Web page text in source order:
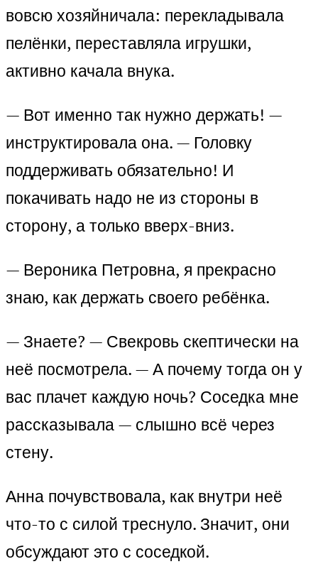
вовсю хозяйничала: перекладывала
пелёнки, переставляла игрушки,
активно качала внука.
— Вот именно так нужно держать! —
инструктировала она. — Головку
поддерживать обязательно! И
покачивать надо не из стороны в
сторону, а только вверх-вниз.
— Вероника Петровна, я прекрасно
знаю, как держать своего ребёнка.
— Знаете? — Свекровь скептически на
неё посмотрела. — А почему тогда он у
вас плачет каждую ночь? Соседка мне
рассказывала — слышно всё через
стену.
Анна почувствовала, как внутри неё
что-то с силой треснуло. Значит, они
обсуждают это с соседкой.